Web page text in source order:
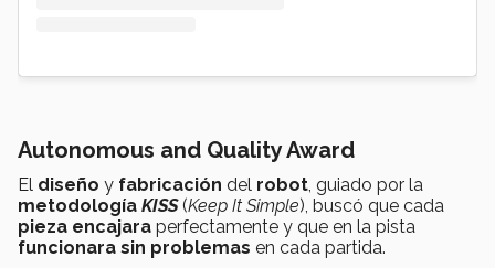
Autonomous and Quality Award
El diseño y fabricación del robot, guiado por la
metodología KISS(Keep It Simple), buscó que cada
pieza encajara perfectamente y que en la pista
funcionara sin problemas en cada partida.